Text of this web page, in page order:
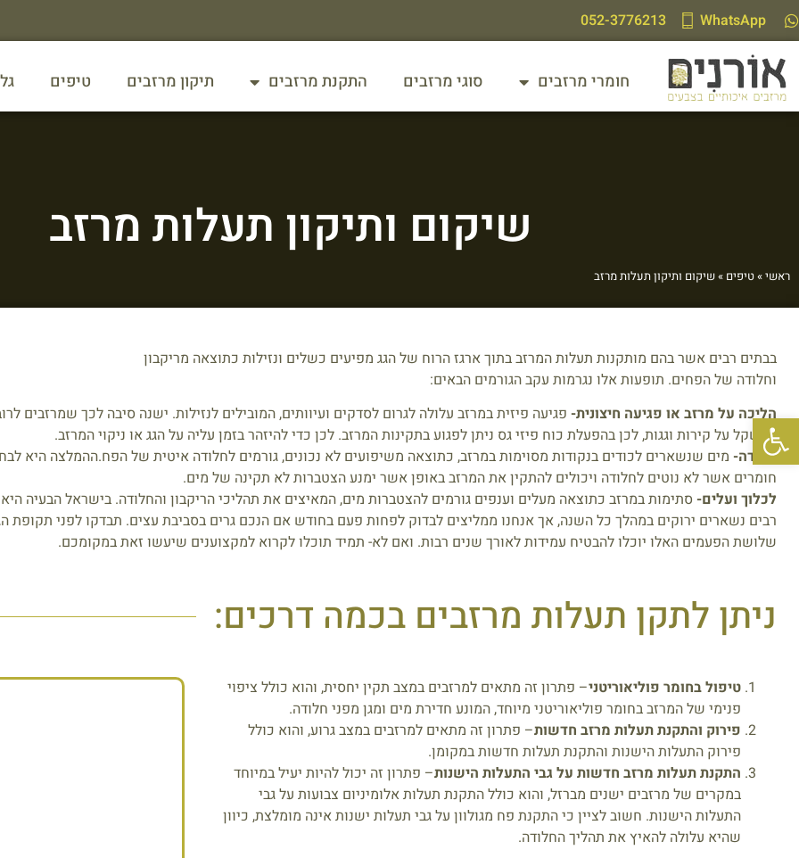
פתח סרגל נגישות
לתוכן WhatsApp
052-3776213
חומרי מרזבים סוגי מרזבים התקנת מרזבים תיקון מרזבים טיפים
שיקום ותיקון תעלות מרזב
ראשי»טיפים »שיקום ותיקון תעלות מרזב
בבתים רבים אשר בהם מותקנות תעלות המרזב בתוך ארגז הרוח של הגג מפיעים כשלים ונזילות כתוצאה מריקבון
וחלודה של הפחים. תופעות אלו נגרמות עקב הגורמים הבאים:
הליכה על מרזב או פגיעה חיצונית- פגיעה פיזית במרזב עלולה לגרום לסדקים ועיוותים, המובילים לנזילות. ישנה סיבה לכך שמרזבים
במשקל על קירות וגגות, לכן בהפעלת כוח פיזי גס ניתן לפגוע בתקינות המרזב. לכן כדי להיזהר בזמן עליה על הגג או ניקוי המרזב.
חלודה- מים שנשארים לכודים בנקודות מסוימות במרזב, כתוצאה משיפועים לא נכונים, גורמים לחלודה איטית של הפח.ההמלצה היא
חומרים אשר לא נוטים לחלודה ויכולים להתקין את המרזב באופן אשר ימנע הצטברות לא תקינה של מים.
לכלוך ועלים- סתימות במרזב כתוצאה מעלים וענפים גורמים להצטברות מים, המאיצים את תהליכי הריקבון והחלודה. בישראל הבעיה
רבים נשארים ירוקים במהלך כל השנה, אך אנחנו ממליצים לבדוק לפחות פעם בחודש אם הנכם גרים בסביבת עצים. תבדקו לפני תקופת
שלושת הפעמים האלו יוכלו להבטיח עמידות לאורך שנים רבות. ואם לא- תמיד תוכלו לקרוא למקצוענים שיעשו זאת במקומכם.
ניתן לתקן תעלות מרזבים בכמה דרכים:
טיפול בחומר פוליאוריטני– פתרון זה מתאים למרזבים במצב תקין יחסית, והוא כולל ציפוי
פנימי של המרזב בחומר פוליאוריטני מיוחד, המונע חדירת מים ומגן מפני חלודה.
פירוק והתקנת תעלות מרזב חדשות– פתרון זה מתאים למרזבים במצב גרוע, והוא כולל
פירוק התעלות הישנות והתקנת תעלות חדשות במקומן.
התקנת תעלות מרזב חדשות על גבי התעלות הישנות– פתרון זה יכול להיות יעיל במיוחד
במקרים של מרזבים ישנים מברזל, והוא כולל התקנת תעלות אלומיניום צבועות על גבי
התעלות הישנות. חשוב לציין כי התקנת פח מגולוון על גבי תעלות ישנות אינה מומלצת, כיוון
שהיא עלולה להאיץ את תהליך החלודה.